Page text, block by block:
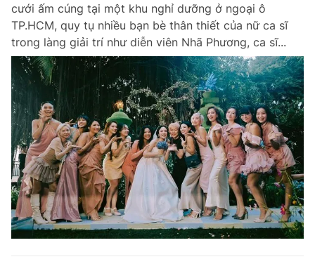
cưới ấm cúng tại một khu nghỉ dưỡng ở ngoại ô
TP.HCM, quy tụ nhiều bạn bè thân thiết của nữ ca sĩ
trong làng giải trí như diễn viên Nhã Phương, ca sĩ...